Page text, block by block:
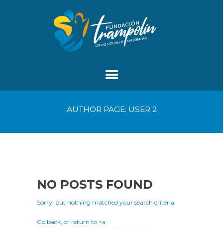
AUTHOR PAGE: USER 2
NO POSTS FOUND
Sorry, but nothing matched your search criteria.
Go back, or return to <a